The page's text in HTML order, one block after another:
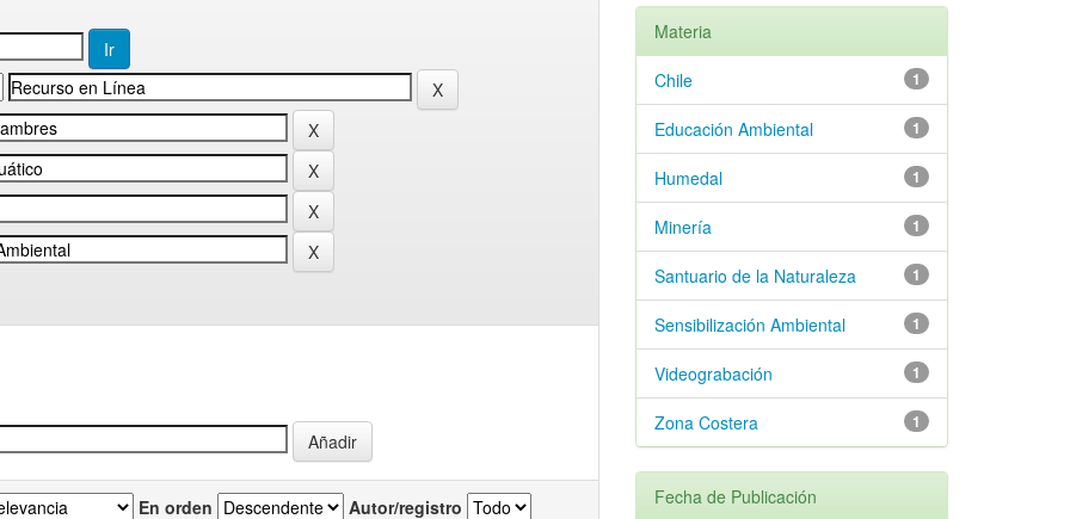
En orden Autor/registro
Materia
1
Chile
1
Educación Ambiental
1
Humedal
1
Minería
1
Santuario de la Naturaleza
1
Sensibilización Ambiental
1
Videograbación
1
Zona Costera
Fecha de Publicación